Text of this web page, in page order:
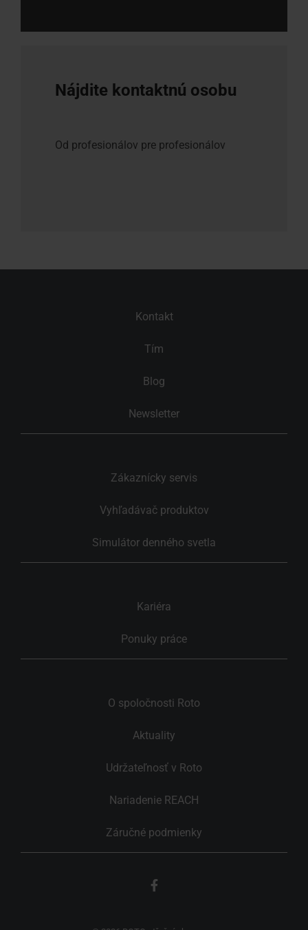
Nájdite kontaktnú osobu
Od profesionálov pre profesionálov
Kontakt
Tím
Blog
Newsletter
Zákaznícky servis
Vyhľadávač produktov
Simulátor denného svetla
Kariéra
Ponuky práce
O spoločnosti Roto
Aktuality
Udržateľnosť v Roto
Nariadenie REACH
Záručné podmienky